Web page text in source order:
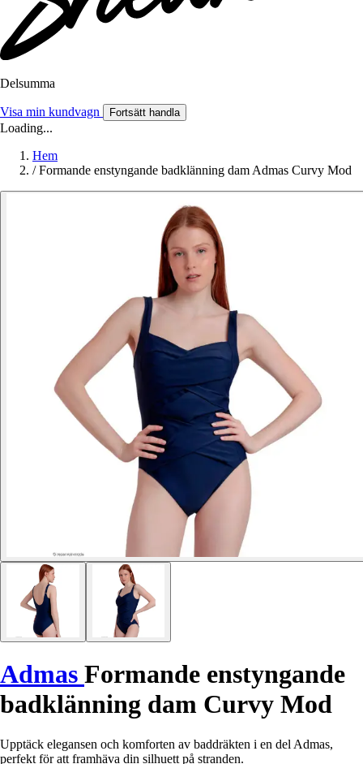
Delsumma
Visa min kundvagn Fortsätt handla
Loading...
Hem
/ Formande enstyngande badklänning dam Admas Curvy Mod
Admas Formande enstyngande
badklänning dam Curvy Mod
Upptäck elegansen och komforten av baddräkten i en del Admas,
perfekt för att framhäva din silhuett på stranden.